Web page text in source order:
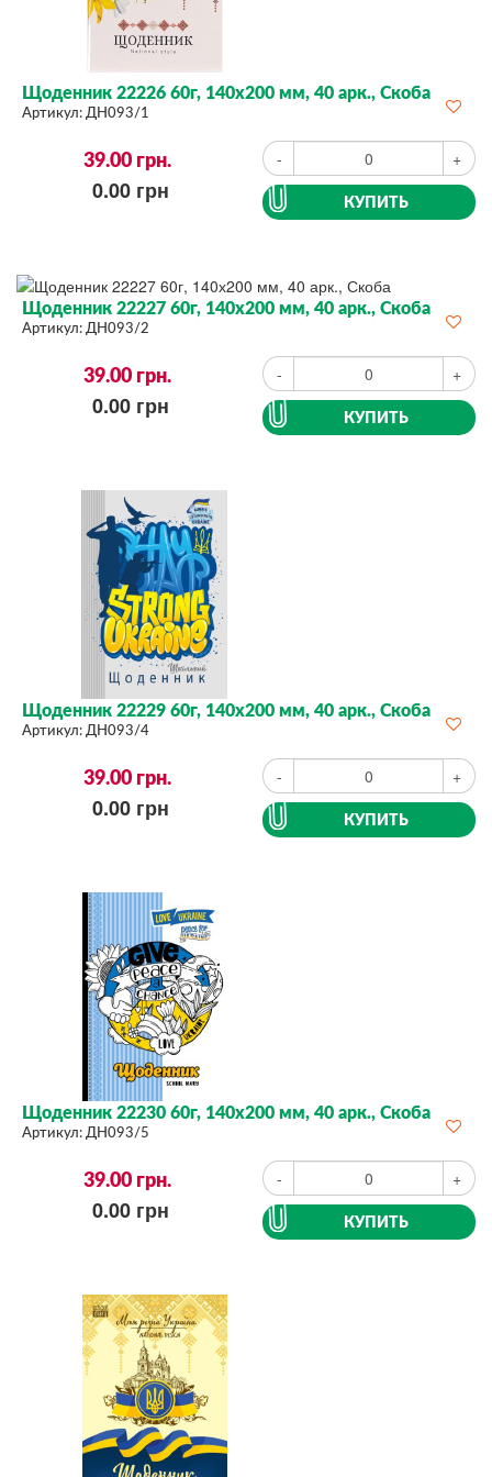
Щоденник 22226 60г, 140х200 мм, 40 арк., Скоба
Артикул: ДН093/1
39.00грн.
0.00грн
- +
КУПИТЬ
Щоденник 22227 60г, 140х200 мм, 40 арк., Скоба
Артикул: ДН093/2
39.00грн.
0.00грн
- +
КУПИТЬ
Щоденник 22229 60г, 140х200 мм, 40 арк., Скоба
Артикул: ДН093/4
39.00грн.
0.00грн
- +
КУПИТЬ
Щоденник 22230 60г, 140х200 мм, 40 арк., Скоба
Артикул: ДН093/5
39.00грн.
0.00грн
- +
КУПИТЬ